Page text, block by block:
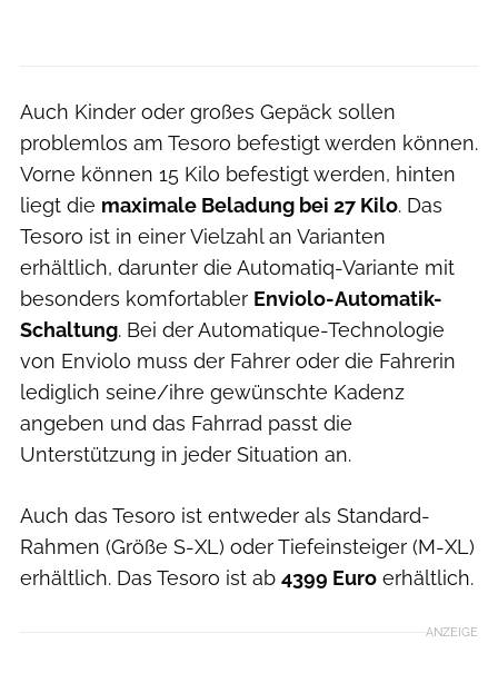
Auch Kinder oder großes Gepäck sollen
problemlos am Tesoro befestigt werden können.
Vorne können 15 Kilo befestigt werden, hinten
liegt die maximale Beladung bei 27 Kilo. Das
Tesoro ist in einer Vielzahl an Varianten
erhältlich, darunter die Automatiq-Variante mit
besonders komfortabler Enviolo-Automatik-
Schaltung. Bei der Automatique-Technologie
von Enviolo muss der Fahrer oder die Fahrerin
lediglich seine/ihre gewünschte Kadenz
angeben und das Fahrrad passt die
Unterstützung in jeder Situation an.
Auch das Tesoro ist entweder als Standard-
Rahmen (Größe S-XL) oder Tiefeinsteiger (M-XL)
erhältlich. Das Tesoro ist ab 4399 Euro erhältlich.
ANZEIGE